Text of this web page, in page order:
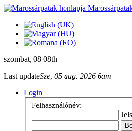
szombat, 08 08th
Last updateSze, 05 aug. 2026 6am
Login
Felhasználónév: